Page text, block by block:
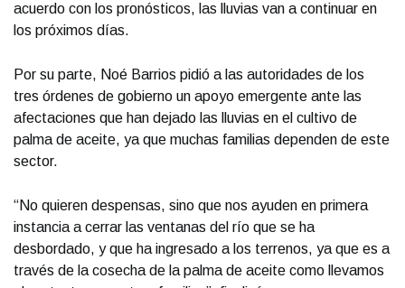
acuerdo con los pronósticos, las lluvias van a continuar en
los próximos días.
Por su parte, Noé Barrios pidió a las autoridades de los
tres órdenes de gobierno un apoyo emergente ante las
afectaciones que han dejado las lluvias en el cultivo de
palma de aceite, ya que muchas familias dependen de este
sector.
“No quieren despensas, sino que nos ayuden en primera
instancia a cerrar las ventanas del río que se ha
desbordado, y que ha ingresado a los terrenos, ya que es a
través de la cosecha de la palma de aceite como llevamos